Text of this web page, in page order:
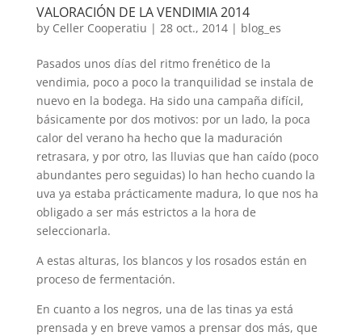
VALORACIÓN DE LA VENDIMIA 2014
by Celler Cooperatiu | 28 oct., 2014| blog_es
Pasados ​​unos días del ritmo frenético de la
vendimia, poco a poco la tranquilidad se instala de
nuevo en la bodega. Ha sido una campaña difícil,
básicamente por dos motivos: por un lado, la poca
calor del verano ha hecho que la maduración
retrasara, y por otro, las lluvias que han caído (poco
abundantes pero seguidas) lo han hecho cuando la
uva ya estaba prácticamente madura, lo que nos ha
obligado a ser más estrictos a la hora de
seleccionarla.
A estas alturas, los blancos y los rosados ​​están en
proceso de fermentación.
En cuanto a los negros, una de las tinas ya está
prensada y en breve vamos a prensar dos más, que